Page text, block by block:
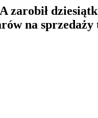
zarobił
na sprzedaży